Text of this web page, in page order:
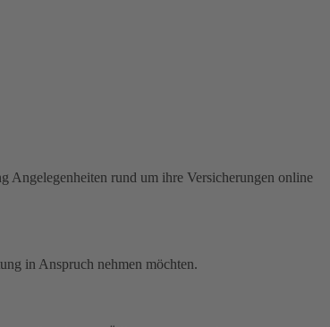
rund um ihre Versicherungen online
in Anspruch nehmen möchten.